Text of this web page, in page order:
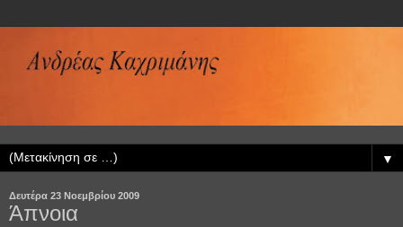
▼
Δευτέρα 23 Νοεμβρίου 2009
Άπνοια